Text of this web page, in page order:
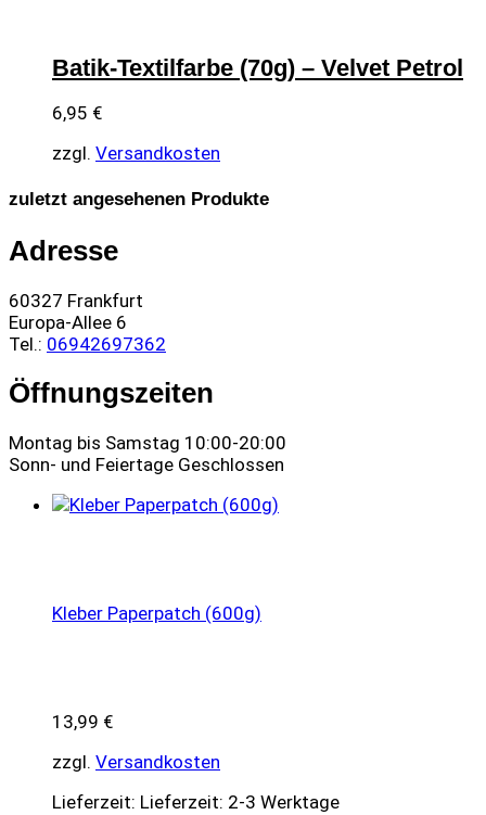
Batik-Textilfarbe (70g) – Velvet Petrol
6,95 €
zzgl. Versandkosten
zuletzt angesehenen Produkte
Adresse
60327 Frankfurt
Europa-Allee 6
Tel.: 06942697362
Öffnungszeiten
Montag bis Samstag 10:00-20:00
Sonn- und Feiertage Geschlossen
Kleber Paperpatch (600g)
13,99 €
zzgl. Versandkosten
Lieferzeit: Lieferzeit: 2-3 Werktage